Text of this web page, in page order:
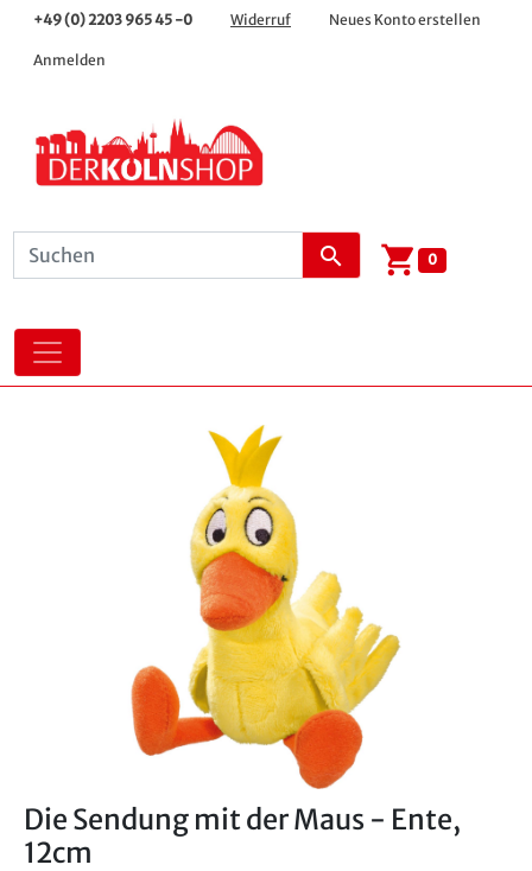
+49 (0) 2203 965 45 -0 Widerruf Neues Konto erstellen
Anmelden
search shopping_cart 0
Die Sendung mit der Maus - Ente,
12cm